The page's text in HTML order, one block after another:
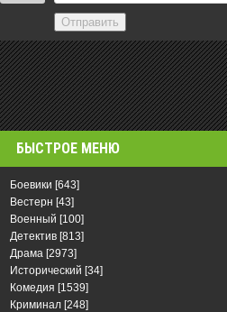
Отправить
БЫСТРОЕ МЕНЮ
Боевики [643]
Вестерн [43]
Военный [100]
Детектив [813]
Драма [2973]
Исторический [34]
Комедия [1539]
Криминал [248]